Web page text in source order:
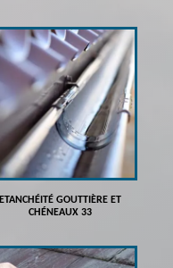
ETANCHÉITÉ GOUTTIÈRE ET
CHÉNEAUX 33